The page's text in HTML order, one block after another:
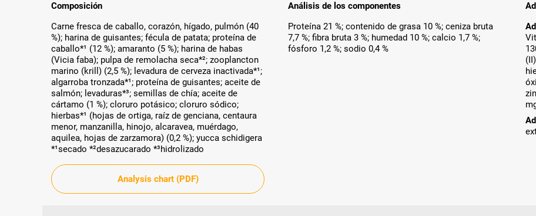
Composición
Carne fresca de caballo, corazón, hígado, pulmón (40
%); harina de guisantes; fécula de patata; proteína de
caballo*¹ (12 %); amaranto (5 %); harina de habas
(Vicia faba); pulpa de remolacha seca*²; zooplancton
marino (krill) (2,5 %); levadura de cerveza inactivada*¹;
algarroba tronzada*¹; proteína de guisantes; aceite de
salmón; levaduras*³; semillas de chía; aceite de
cártamo (1 %); cloruro potásico; cloruro sódico;
hierbas*¹ (hojas de ortiga, raíz de genciana, centaura
menor, manzanilla, hinojo, alcaravea, muérdago,
aquilea, hojas de zarzamora) (0,2 %); yucca schidigera
*¹secado *²desazucarado *³hidrolizado
Análisis de los componentes
Proteína 21 %; contenido de grasa 10 %; ceniza bruta
7,7 %; fibra bruta 3 %; humedad 10 %; calcio 1,7 %;
fósforo 1,2 %; sodio 0,4 %
Analysis chart (PDF)